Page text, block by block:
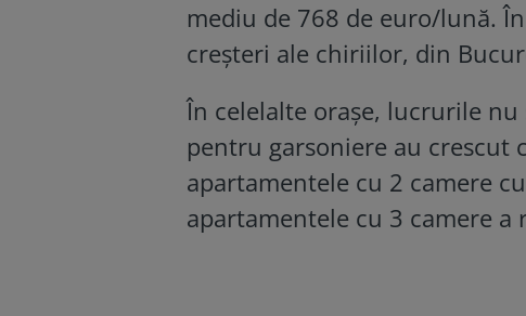
mediu de 768 de euro/lună.
creșteri ale chiriilor, din
În celelalte orașe, lucrurile
pentru garsoniere au crescut
apartamentele cu 2 camere
apartamentele cu 3 camere a